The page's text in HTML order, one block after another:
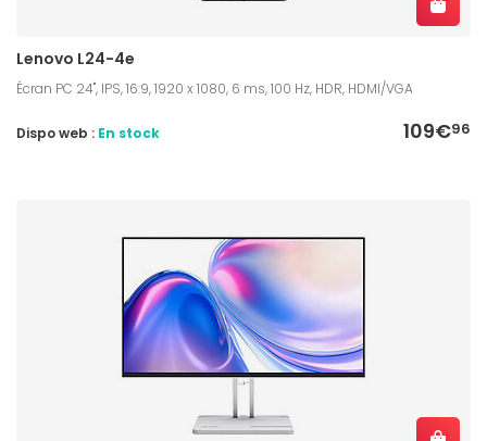
Lenovo L24-4e
Écran PC 24", IPS, 16:9, 1920 x 1080, 6 ms, 100 Hz, HDR, HDMI/VGA
109€96
Dispo web : En stock